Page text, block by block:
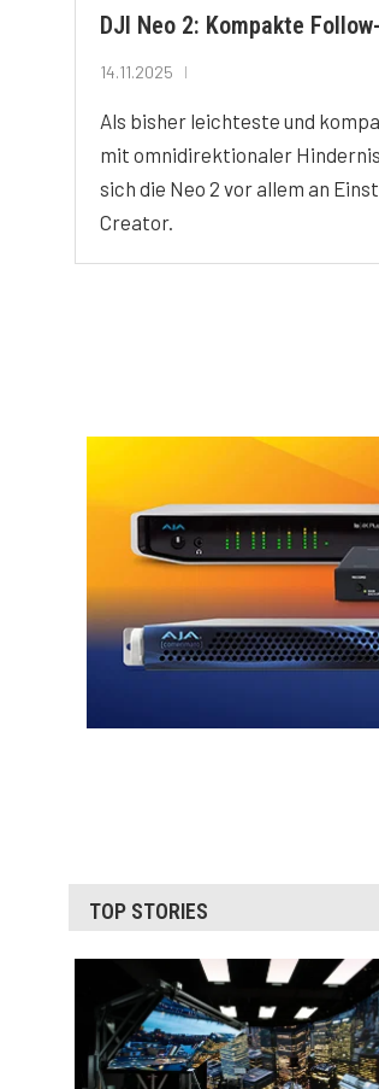
DJI Neo 2: Kompakte
14.11.2025
Als bisher leichteste und
mit omnidirektionaler
sich die Neo 2 vor allem an
Creator.
TOP STORIES